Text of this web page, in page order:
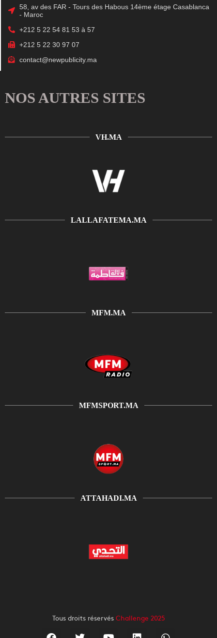
58, av des FAR - Tours des Habous 14ème étage Casablanca
- Maroc
+212 5 22 54 81 53 à 57
+212 5 22 30 97 07
contact@newpublicity.ma
NOS AUTRES SITES
VH.MA
LALLAFATEMA.MA
MFM.MA
MFMSPORT.MA
ATTAHADI.MA
Tous droits réservés Challenge 2025